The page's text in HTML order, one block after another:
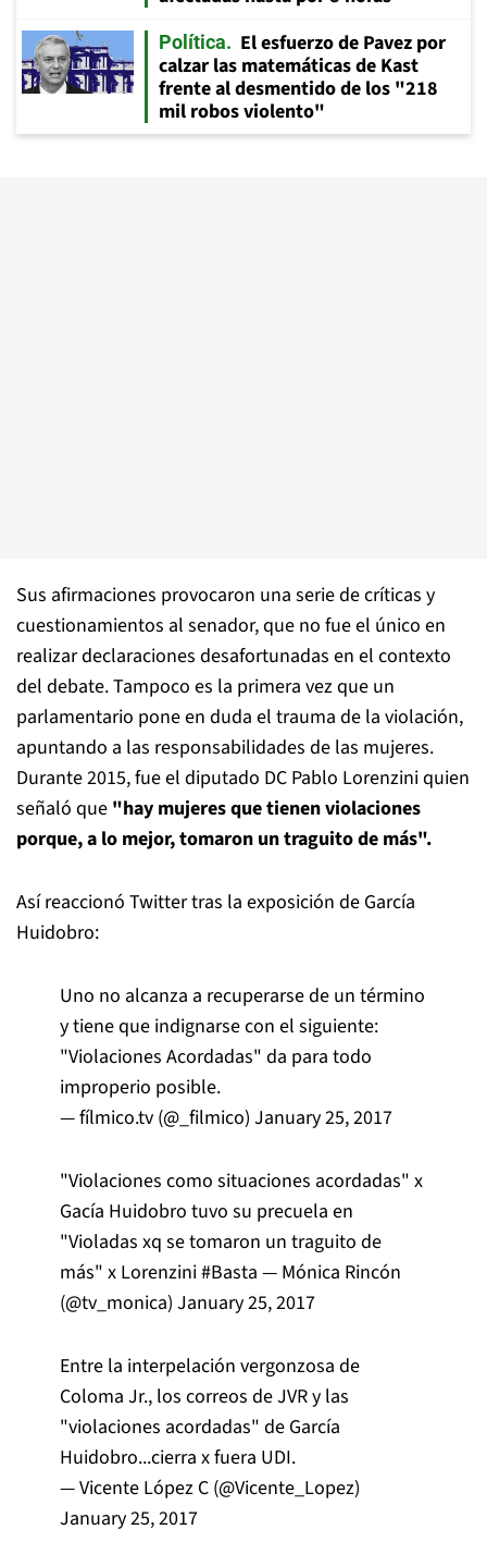
Política
El esfuerzo de Pavez por
calzar las matemáticas de Kast
frente al desmentido de los "218
mil robos violento"
Sus afirmaciones provocaron una serie de críticas y
cuestionamientos al senador, que no fue el único en
realizar declaraciones desafortunadas en el contexto
del debate. Tampoco es la primera vez que un
parlamentario pone en duda el trauma de la violación,
apuntando a las responsabilidades de las mujeres.
Durante 2015, fue el diputado DC Pablo Lorenzini quien
señaló que "hay mujeres que tienen violaciones
porque, a lo mejor, tomaron un traguito de más".
Así reaccionó Twitter tras la exposición de García
Huidobro:
Uno no alcanza a recuperarse de un término
y tiene que indignarse con el siguiente:
"Violaciones Acordadas" da para todo
improperio posible.
— fílmico.tv (@_filmico) January 25, 2017
"Violaciones como situaciones acordadas" x
Gacía Huidobro tuvo su precuela en
"Violadas xq se tomaron un traguito de
más" x Lorenzini#Basta — Mónica Rincón
(@tv_monica) January 25, 2017
Entre la interpelación vergonzosa de
Coloma Jr., los correos de JVR y las
"violaciones acordadas" de García
Huidobro...cierra x fuera UDI.
— Vicente López C (@Vicente_Lopez)
January 25, 2017